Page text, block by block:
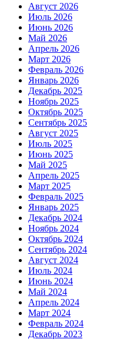
Август 2026
Июль 2026
Июнь 2026
Май 2026
Апрель 2026
Март 2026
Февраль 2026
Январь 2026
Декабрь 2025
Ноябрь 2025
Октябрь 2025
Сентябрь 2025
Август 2025
Июль 2025
Июнь 2025
Май 2025
Апрель 2025
Март 2025
Февраль 2025
Январь 2025
Декабрь 2024
Ноябрь 2024
Октябрь 2024
Сентябрь 2024
Август 2024
Июль 2024
Июнь 2024
Май 2024
Апрель 2024
Март 2024
Февраль 2024
Декабрь 2023